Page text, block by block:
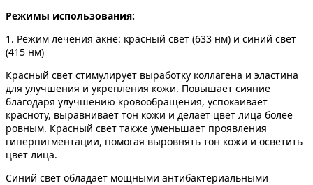
Режимы использования:
1. Режим лечения акне: красный свет (633 нм) и синий свет
(415 нм)
Красный свет стимулирует выработку коллагена и эластина
для улучшения и укрепления кожи. Повышает сияние
благодаря улучшению кровообращения, успокаивает
красноту, выравнивает тон кожи и делает цвет лица более
ровным. Красный свет также уменьшает проявления
гиперпигментации, помогая выровнять тон кожи и осветить
цвет лица.
Синий свет обладает мощными антибактериальными